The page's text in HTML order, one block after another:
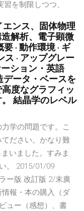
を制限しつつ、
エンス、固体物理
解析、電子顕微
· 動作環境 · ギ
ス · アップグレー
ーション・英語
データ・ベースを
度なグラフィッ
結晶学のレベル
学の問題です。こ
ださい。かなり難
いました。すみま
。 2015/01/09
ー版 改訂版 2/末廣
報・本の購入（ダ
ュー（感想）、書